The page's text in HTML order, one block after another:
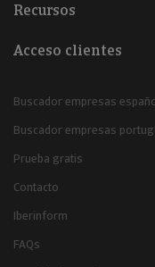
Recursos
Acceso clientes
Buscador empresas
Buscador empresas
Prueba gratis
Contacto
Iberinform
FAQs